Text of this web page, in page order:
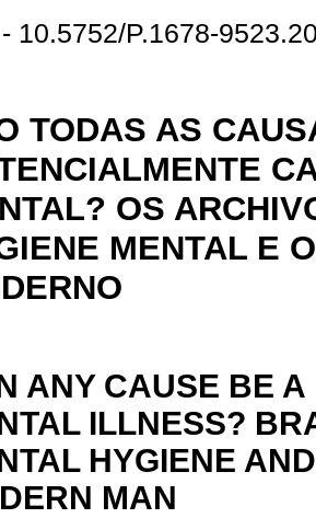
10.5752/P.1678-
TODAS AS
OS
MENTAL E
ANY CAUSE BE
ILLNESS?
HYGIENE
MAN